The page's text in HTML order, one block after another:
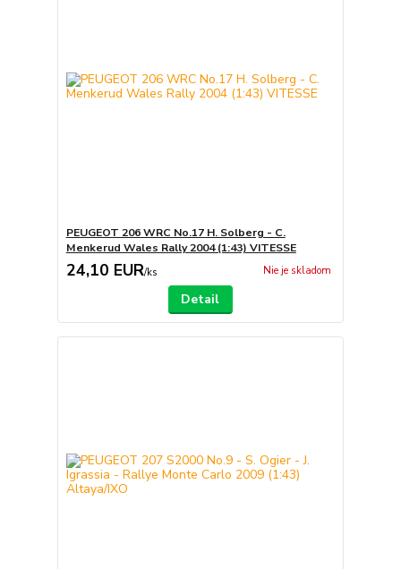
PEUGEOT 206 WRC No.17 H. Solberg - C.
Menkerud Wales Rally 2004 (1:43) VITESSE
24,10 EUR/ks Nie je skladom
Detail